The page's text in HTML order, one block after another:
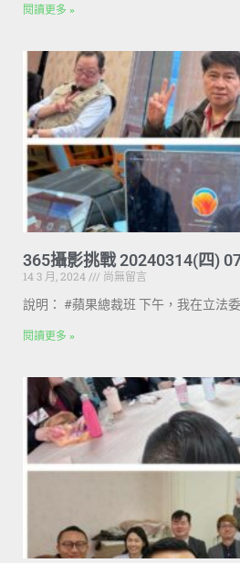
閱讀更多 »
365攝影挑戰 20240314(四)
14 3 月, 2024
尚無留言
說明： #蘋果總裁班 下午，我在立法
閱讀更多 »